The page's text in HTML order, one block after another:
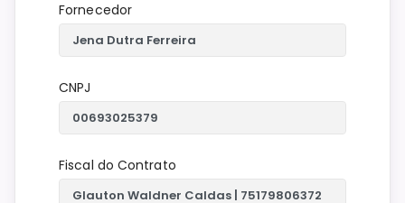
Fornecedor
CNPJ
Fiscal do Contrato